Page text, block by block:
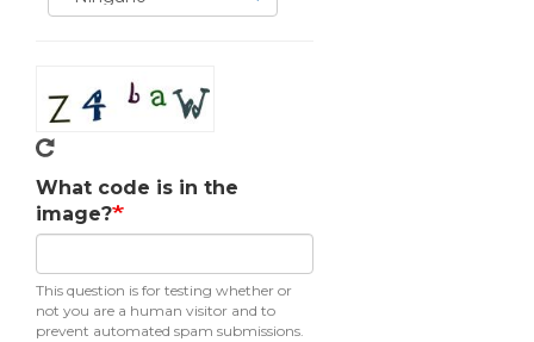
What code is in the
image?
This question is for testing whether or
not you are a human visitor and to
prevent automated spam submissions.